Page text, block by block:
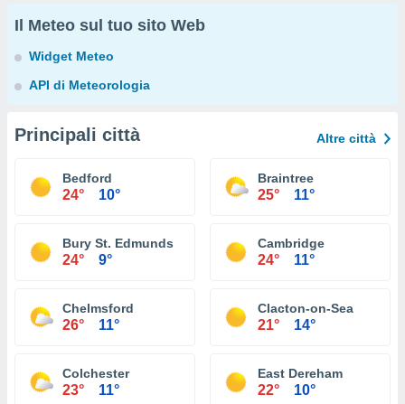
Il Meteo sul tuo sito Web
Widget Meteo
API di Meteorologia
Principali città Altre città
Bedford
24° 10°
Braintree
25° 11°
Bury St. Edmunds
24° 9°
Cambridge
24° 11°
Chelmsford
26° 11°
Clacton-on-Sea
21° 14°
Colchester
23° 11°
East Dereham
22° 10°